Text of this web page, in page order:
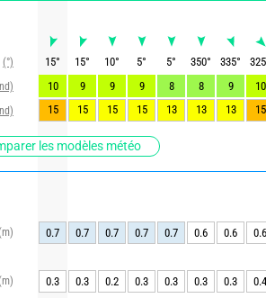
(°)
les modèles météo
15° 15° 10° 5° 5° 350° 335°
325
10
9 9 9 8 8 9
10
15
15 15 15 13 13 13 15
0.7 0.7 0.7 0.7 0.7 0.6 0.6 0.6
0.3 0.3 0.2 0.3 0.3 0.3 0.3 0.4